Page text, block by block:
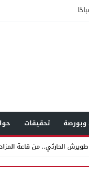
وبورصة تحقيقات
طويرش الحارثي.. من قاعة
كويتي يقع ضحية عملية